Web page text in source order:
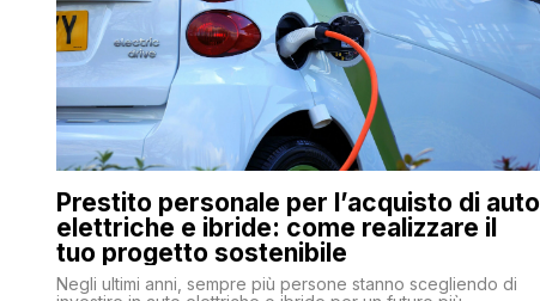
Prestito personale per l’acquisto di auto
elettriche e ibride: come realizzare il
tuo progetto sostenibile
Negli ultimi anni, sempre più persone stanno scegliendo di